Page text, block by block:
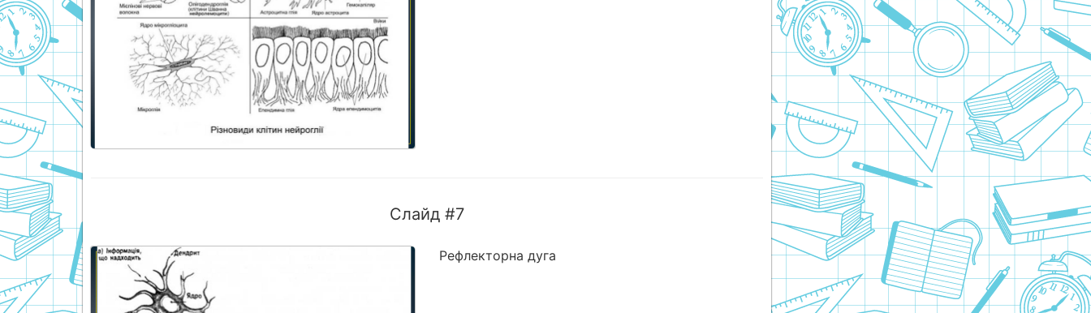
Слайд #7
Рефлекторна дуга